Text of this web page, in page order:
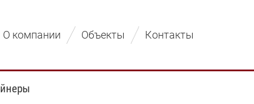
О компании Объекты Контакты